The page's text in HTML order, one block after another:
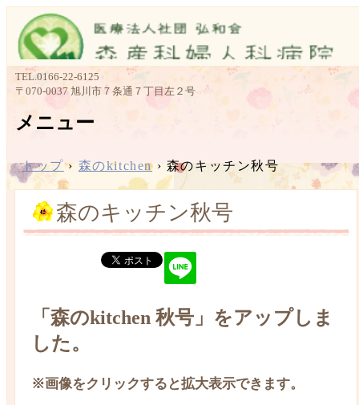
TEL.0166-22-6125
〒070-0037 旭川市７条通７丁目左２号
メニュー
ン
テ
ン
へ
トップ › 森のkitchen › 森のキッチン秋号
森のキッチン秋号
「森のkitchen 秋号」をアップしま
した。
※画像をクリックすると拡大表示できます。